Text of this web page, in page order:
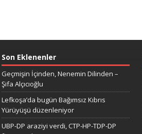
Son Eklenenler
Geçmişin İçinden, Nenemin Dilinden –
Şifa Alçıcıoğlu
Lefkoşa’da bugün Bağımsız Kıbrıs
Yürüyüşü düzenleniyor
UBP-DP araziyi verdi, CTP-HP-TDP-DP